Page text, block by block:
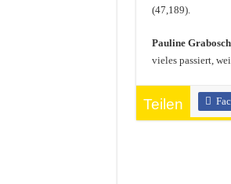
(47,189).
Pauline Grabosch
vieles passiert,
Teilen